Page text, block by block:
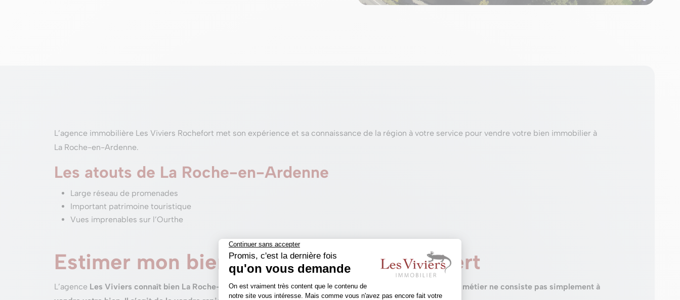
L’agence immobilière Les Viviers Rochefort met son expérience et sa connaissance de la région à votre service pour vendre votre bien immobilier à
La Roche-en-Ardenne.
Les atouts de La Roche-en-Ardenne
Large réseau de promenades
Important patrimoine touristique
Vues imprenables sur l’Ourthe
Estimer mon bien immobilier par un expert
L’agence Les Viviers connaît bien La Roche-en-Ardenneet le marché immobilier local
Notre métier ne consiste pas simplement à